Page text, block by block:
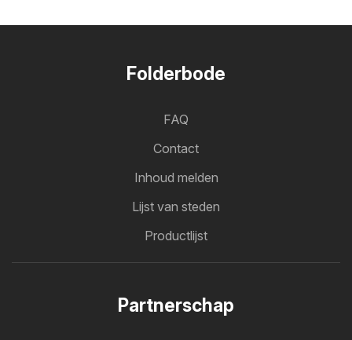
Folderbode
FAQ
Contact
Inhoud melden
Lijst van steden
Productlijst
Partnerschap